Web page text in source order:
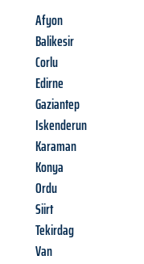
Afyon
Balikesir
Corlu
Edirne
Gaziantep
Iskenderun
Karaman
Konya
Ordu
Siirt
Tekirdag
Van